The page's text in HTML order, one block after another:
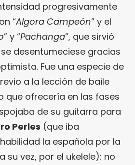
progresivamente
“Algora Campeón” y el
” y “Pachanga”, que sirvió
se desentumeciese gracias
Fue una especie de
a la lección de baile
que ofrecería en las fases
de su guitarra para
Perles (que iba
la española por la
su vez, por el ukelele): no